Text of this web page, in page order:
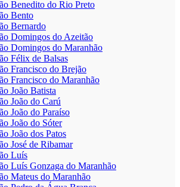
Benedito do Rio Preto
Bento
Bernardo
Domingos do Azeitão
Domingos do Maranhão
Félix de Balsas
Francisco do Brejão
Francisco do Maranhão
João Batista
João do Carú
João do Paraíso
João do Sóter
João dos Patos
José de Ribamar
Luís
Luís Gonzaga do Maranhão
Mateus do Maranhão